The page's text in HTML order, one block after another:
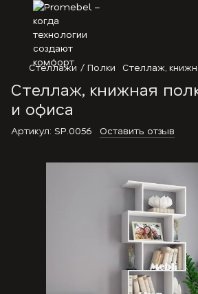
Стеллажи / Полки Стеллаж,
Стеллаж, книжная
и офиса
Артикул: SP.0056 Оставить отзыв